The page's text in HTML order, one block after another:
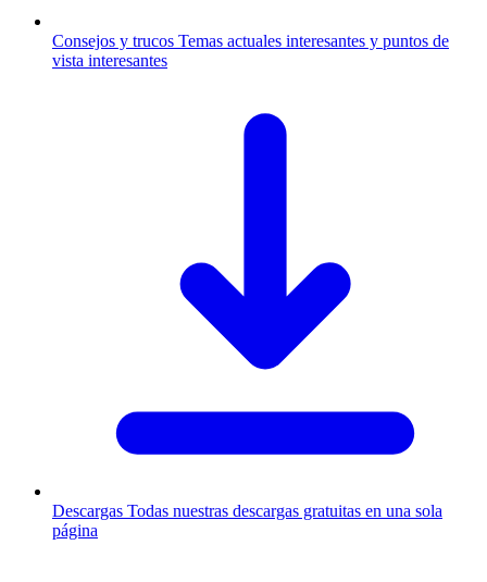
Consejos y trucos Temas actuales interesantes y puntos de
vista interesantes
Descargas Todas nuestras descargas gratuitas en una sola
página